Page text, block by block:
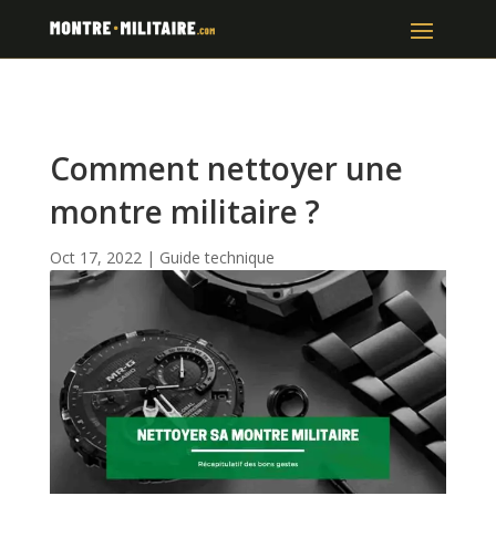
Comment nettoyer une
montre militaire ?
Oct 17, 2022| Guide technique